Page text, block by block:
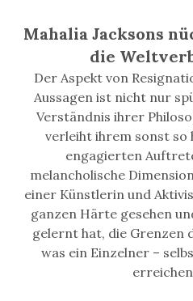
Mahalia Jacksons
die
Der Aspekt von
Aussagen ist nicht nur
Verständnis ihrer
verleiht ihrem sonst so
engagierten
melancholische
einer Künstlerin und
ganzen Härte gesehen
gelernt hat, die Grenzen
was ein Einzelner –